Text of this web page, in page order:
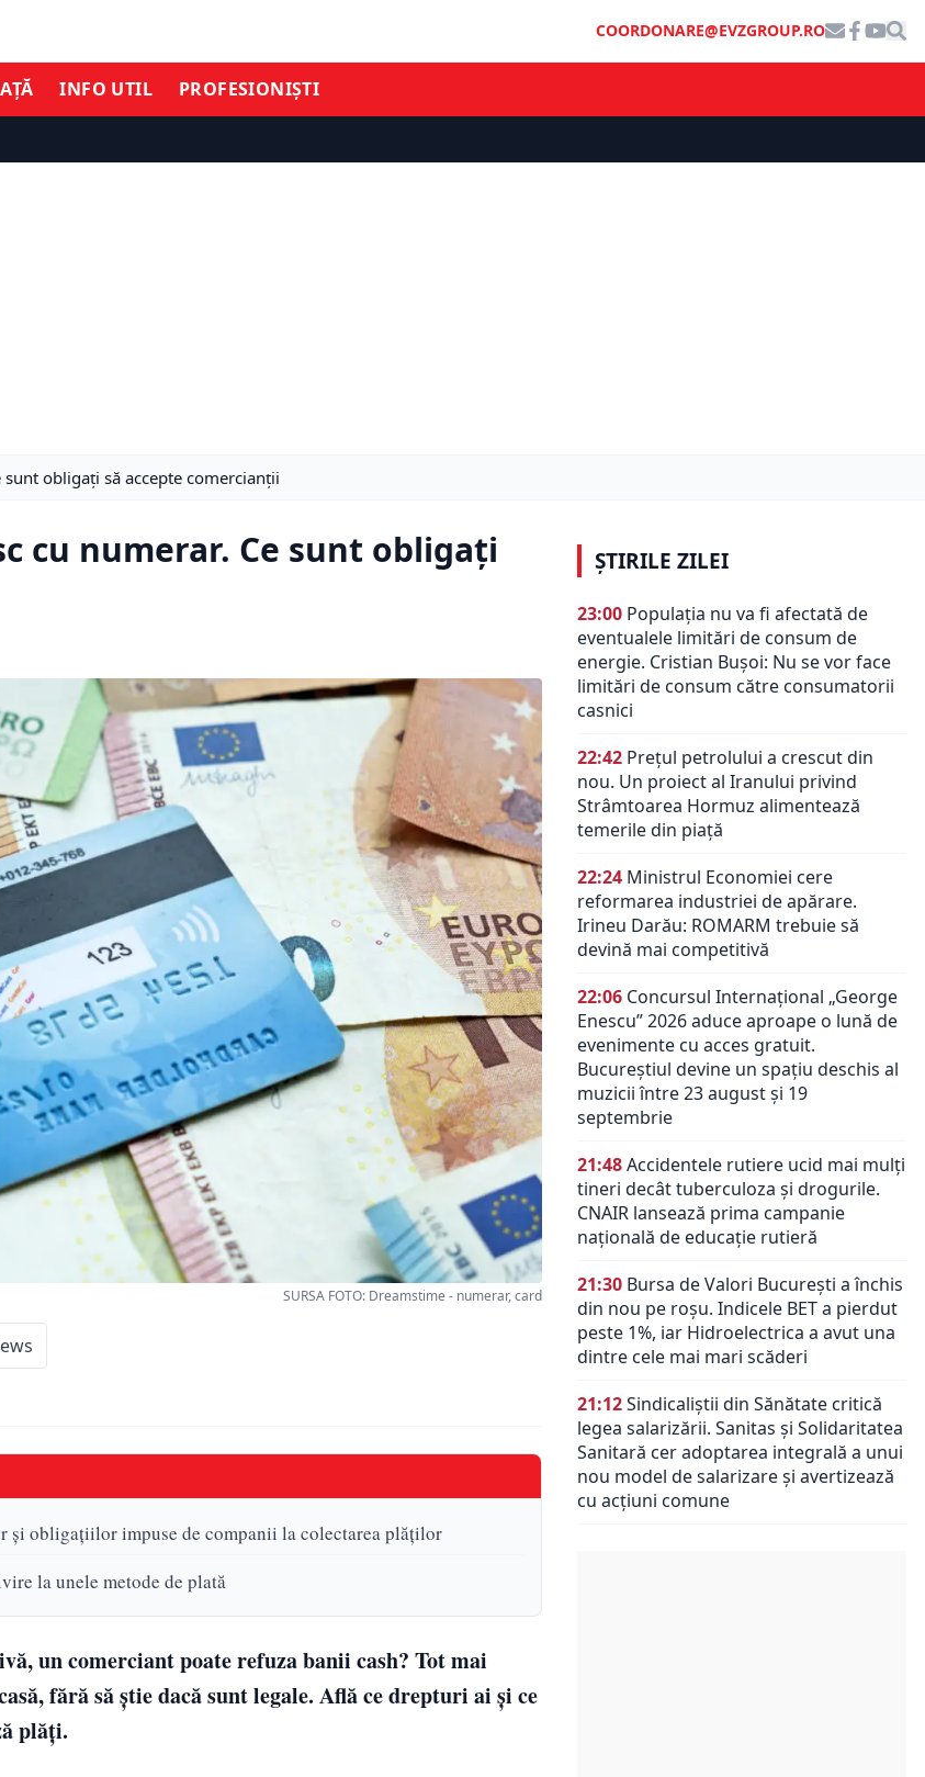
COORDONARE@EVZGROUP.RO
INFO UTIL PROFESIONIȘTI
obligați să accepte comercianții
cu numerar. Ce sunt obligați
SURSA FOTO: Dreamstime - numerar, card
și obligațiilor impuse de companii la colectarea plăților
la unele metode de plată
un comerciant poate refuza banii cash? Tot mai
fără să știe dacă sunt legale. Află ce drepturi ai și ce
plăți.
ȘTIRILE ZILEI
23:00 Populația nu va fi afectată de
eventualele limitări de consum de
energie. Cristian Bușoi: Nu se vor face
limitări de consum către consumatorii
casnici
22:42 Prețul petrolului a crescut din
nou. Un proiect al Iranului privind
Strâmtoarea Hormuz alimentează
temerile din piață
22:24 Ministrul Economiei cere
reformarea industriei de apărare.
Irineu Darău: ROMARM trebuie să
devină mai competitivă
22:06 Concursul Internațional „George
Enescu” 2026 aduce aproape o lună de
evenimente cu acces gratuit.
Bucureștiul devine un spațiu deschis al
muzicii între 23 august și 19
septembrie
21:48Accidentele rutiere ucid mai mulți
tineri decât tuberculoza și drogurile.
CNAIR lansează prima campanie
națională de educație rutieră
21:30 Bursa de Valori București a închis
din nou pe roșu. Indicele BET a pierdut
peste 1%, iar Hidroelectrica a avut una
dintre cele mai mari scăderi
21:12Sindicaliștii din Sănătate critică
legea salarizării. Sanitas și Solidaritatea
Sanitară cer adoptarea integrală a unui
nou model de salarizare și avertizează
cu acțiuni comune